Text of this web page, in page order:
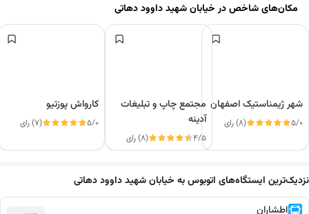
مکان‌های شاخص درخیابان شهید داوود دهاتی
شهر ژیمناستیک اصفهان
5/0 (8) رای
مجتمع چاپ و تبلیغات
آدینه
4/5 (8) رای
کارواش پوزتیو
5/0 (7) رای
نزدیک‌ترین ایستگاه‌های اتوبوس به خیابان شهید داوود دهاتی
اطشاران
این دور و بر